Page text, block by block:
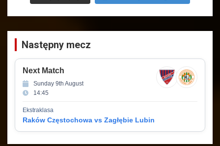
Następny mecz
Next Match
Sunday 9th August
14:45
Ekstraklasa
Raków Częstochowa vs Zagłębie Lubin